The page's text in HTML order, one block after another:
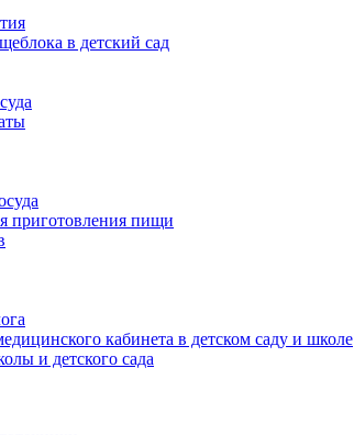
в детский сад
приготовления пищи
кабинета в детском саду и школе
и детского сада